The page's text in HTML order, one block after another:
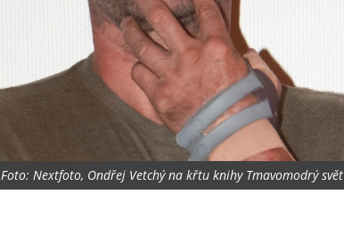
Foto: Nextfoto, Ondřej Vetchý na křtu knihy Tmavomodrý svět